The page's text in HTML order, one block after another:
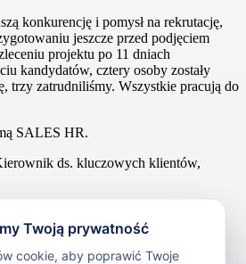
konkurencję i pomysł na rekrutację,
jeszcze przed podjęciem
projektu po 11 dniach
kandydatów, cztery osoby zostały
trzy zatrudniliśmy. Wszystkie pracują do
SALES HR.
ds. kluczowych klientów,
8 lat, 4 100+ zrealizowanych
000+ kandydatów w bazie.